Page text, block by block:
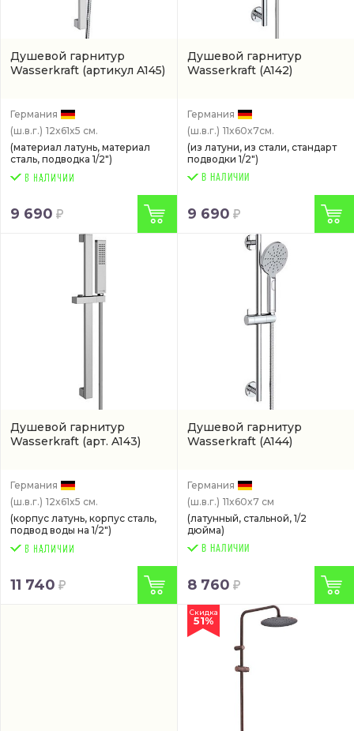
Душевой гарнитур
Wasserkraft (артикул A145)
Германия
(ш.в.г.) 12x61x5 см.
(материал латунь, материал
сталь, подводка 1/2")
9 690
Душевой гарнитур
Wasserkraft (A142)
Германия
(ш.в.г.) 11x60x7см.
(из латуни, из стали, стандарт
подводки 1/2")
В НАЛИЧИИ
9 690
Душевой гарнитур
Wasserkraft (арт. A143)
Германия
(ш.в.г.) 12x61x5 см.
(корпус латунь, корпус сталь,
подвод воды на 1/2")
11 740
Душевой гарнитур
Wasserkraft (A144)
Германия
(ш.в.г.) 11x60x7 см
(латунный, стальной, 1/2
дюйма)
В НАЛИЧИИ
8 760
Скидка
51%